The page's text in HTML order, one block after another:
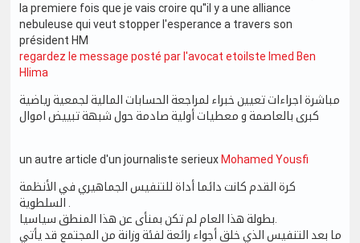
la premiere fois que je vais croire qu''il y a une alliance
nebuleuse qui veut stopper l'esperance a travers son
président HM
regardez le message posté par l'avocat etoilste Imed Ben
Hlima
مباشرة اجراءات تعيين خبراء لمراجعة الحسابات المالية لجمعية رياضية
كبرى بالعاصمة و معطيات أولية صادمة حول شبهة تبييض اموال
un autre article d'un journaliste serieux Mohamed Yousfi
كرة القدم كانت دائما أداة للتنفيس الجماهيري في الأنظمة
ما بعد التنفيس الذي خلق أجواء رائعة لفئة وزانة من المجتمع قد يأتي